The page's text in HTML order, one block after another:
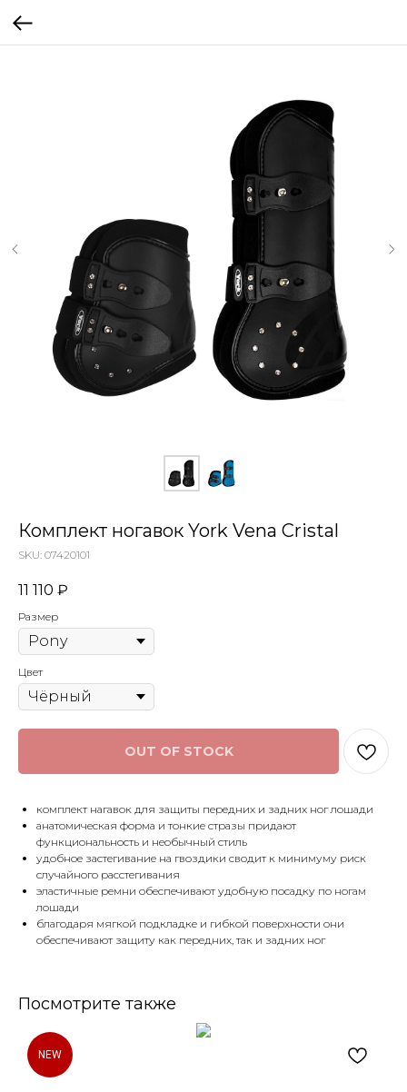
Комплект ногавок York Vena Cristal
SKU: 07420101
11 110 ₽
Размер
Цвет
OUT OF STOCK
комплект нагавок для защиты передних и задних ног лошади
анатомическая форма и тонкие стразы придают
функциональность и необычный стиль
удобное застегивание на гвоздики сводит к минимуму риск
случайного расстегивания
эластичные ремни обеспечивают удобную посадку по ногам
лошади
благодаря мягкой подкладке и гибкой поверхности они
обеспечивают защиту как передних, так и задних ног
Посмотрите также
NEW